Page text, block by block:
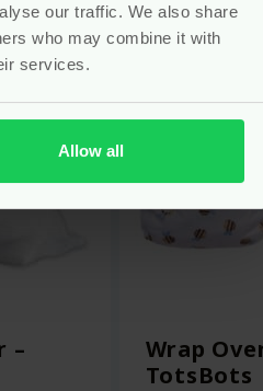
our traffic. We also share
who may combine it with
services.
Allow all
–
-10%
Wrap
TotsBots